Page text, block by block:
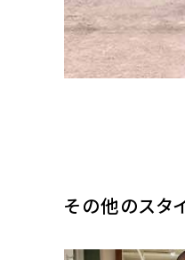
その他のスタ